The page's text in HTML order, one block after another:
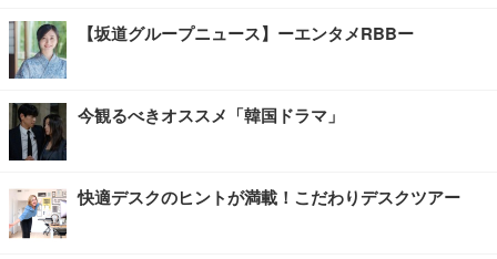
【坂道グループニュース】ーエンタメRBBー
今観るべきオススメ「韓国ドラマ」
快適デスクのヒントが満載！こだわりデスクツアー